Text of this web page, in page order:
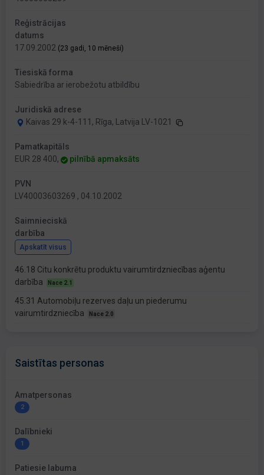
Reģistrācijas
datums
17.09.2002 (23 gadi, 10 mēneši)
Tiesiskā forma
Sabiedrība ar ierobežotu atbildību
Juridiskā adrese
Kaivas 29 k-4-111, Rīga, Latvija LV-1021
Pamatkapitāls
EUR 28 400,
pilnībā apmaksāts
PVN
LV40003603269 , 04.10.2002
Saimnieciskā
darbība
Apskatīt visus
46.18 Citu konkrētu produktu vairumtirdzniecības aģentu
darbība
Nace 2.1
45.31 Automobiļu rezerves daļu un piederumu
vairumtirdzniecība
Nace 2.0
Saistītas personas
Amatpersonas
2
Dalībnieki
1
Patiesie labuma